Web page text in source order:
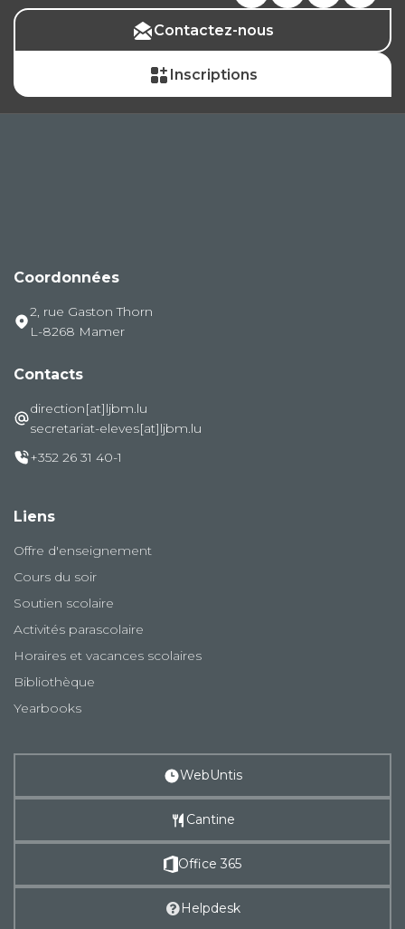
Contactez-nous
Inscriptions
Coordonnées
2, rue Gaston Thorn
L-8268 Mamer
Contacts
direction[at]ljbm.lu
secretariat-eleves[at]ljbm.lu
+352 26 31 40-1
Liens
Offre d'enseignement
Cours du soir
Soutien scolaire
Activités parascolaire
Horaires et vacances scolaires
Bibliothèque
Yearbooks
WebUntis
Cantine
Office 365
Helpdesk